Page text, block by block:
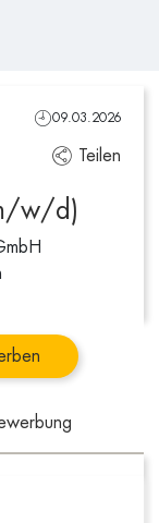
w/d)
09.03.2026
Teilen